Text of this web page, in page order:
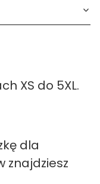
XS do 5XL.
dla
znajdziesz